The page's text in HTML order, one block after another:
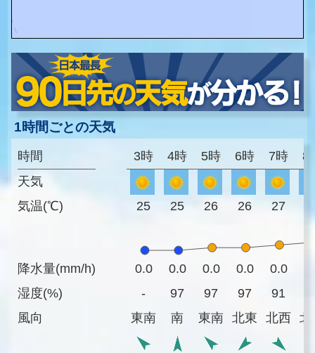
1時間ごとの天気
時間
天気
気温(℃)
降水量(mm/h)
湿度(%)
風向
3時 4時 5時 6時 7時 8
25 25 26 26 27
0.0 0.0 0.0 0.0 0.0
-
97 97 97 91
東南
南 東南 北東 北西 北